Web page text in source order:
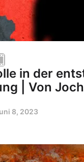
in der
| Von
8, 2023